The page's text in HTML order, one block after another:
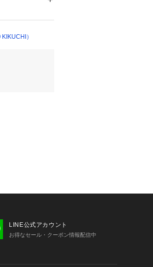
では取り扱い
）
LINE公式アカウント
お得なセール・クーポン情報配信中